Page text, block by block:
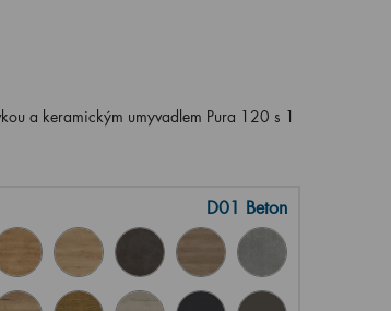
a keramickým umyvadlem Pura 120 s 1
D01 Beton